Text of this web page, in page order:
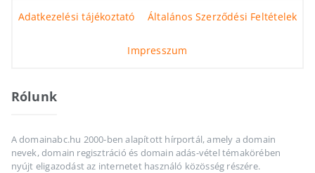
Adatkezelési tájékoztató Általános Szerződési Feltételek
Impresszum
Rólunk
A domainabc.hu 2000-ben alapított hírportál, amely a domain
nevek, domain regisztráció és domain adás-vétel témakörében
nyújt eligazodást az internetet használó közösség részére.